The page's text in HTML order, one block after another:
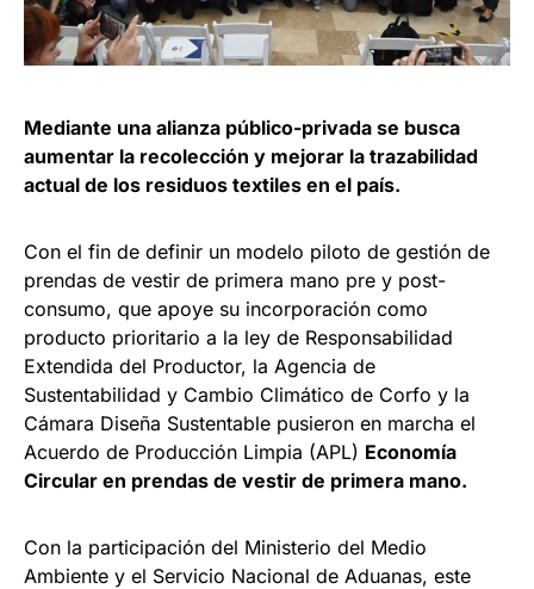
Mediante una alianza público-privada se busca
aumentar la recolección y mejorar la trazabilidad
actual de los residuos textiles en el país.
Con el fin de definir un modelo piloto de gestión de
prendas de vestir de primera mano pre y post-
consumo, que apoye su incorporación como
producto prioritario a la ley de Responsabilidad
Extendida del Productor, la Agencia de
Sustentabilidad y Cambio Climático de Corfo y la
Cámara Diseña Sustentable pusieron en marcha el
Acuerdo de Producción Limpia (APL) Economía
Circular en prendas de vestir de primera mano.
Con la participación del Ministerio del Medio
Ambiente y el Servicio Nacional de Aduanas, este